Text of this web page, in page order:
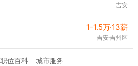
吉安
1-1.5万·13薪
吉安·吉州区
职位百科 城市服务